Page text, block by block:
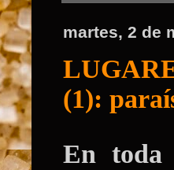
martes, 2 de
(1):
En toda